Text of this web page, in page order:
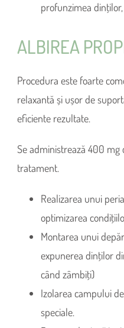
profunzimea
ALBIREA
Procedura este foarte
relaxantă și ușor de
eficiente rezultate.
Se administrează 400 mg
tratament.
Realizarea unui
optimizarea
Montarea unui
expunerea dinţilor
când zâmbiţi)
Izolarea campului
speciale.